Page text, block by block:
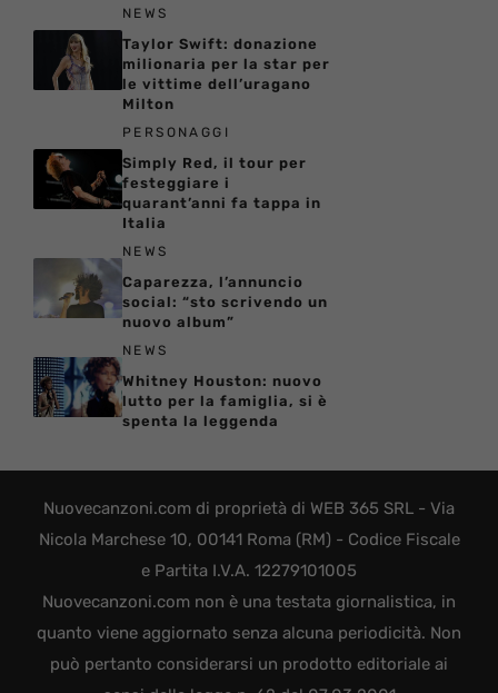
NEWS
Taylor Swift: donazione
milionaria per la star per
le vittime dell’uragano
Milton
PERSONAGGI
Simply Red, il tour per
festeggiare i
quarant’anni fa tappa in
Italia
NEWS
Caparezza, l’annuncio
social: “sto scrivendo un
nuovo album”
NEWS
Whitney Houston: nuovo
lutto per la famiglia, si è
spenta la leggenda
Nuovecanzoni.com di proprietà di WEB 365 SRL - Via
Nicola Marchese 10, 00141 Roma (RM) - Codice Fiscale
e Partita I.V.A. 12279101005
Nuovecanzoni.com non è una testata giornalistica, in
quanto viene aggiornato senza alcuna periodicità. Non
può pertanto considerarsi un prodotto editoriale ai